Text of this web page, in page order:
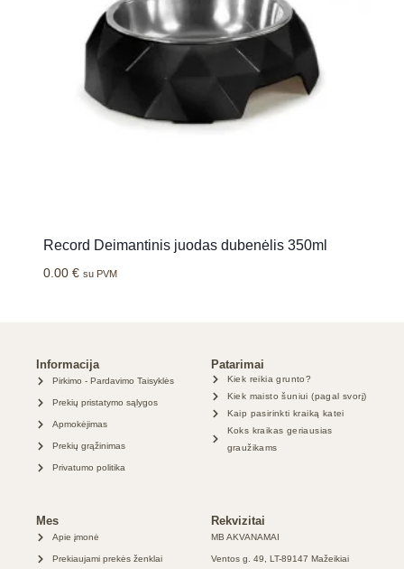
Record Deimantinis juodas dubenėlis 350ml
0.00 € su PVM
Informacija
Pirkimo - Pardavimo Taisyklės
Prekių pristatymo sąlygos
Apmokėjimas
Prekių grąžinimas
Privatumo politika
Patarimai
Kiek reikia grunto?
Kiek maisto šuniui (pagal svorį)
Kaip pasirinkti kraiką katei
Koks kraikas geriausias
graužikams
Mes
Apie įmonė
Prekiaujami prekės ženklai
Rekvizitai
MB AKVANAMAI
Ventos g. 49, LT-89147 Mažeikiai